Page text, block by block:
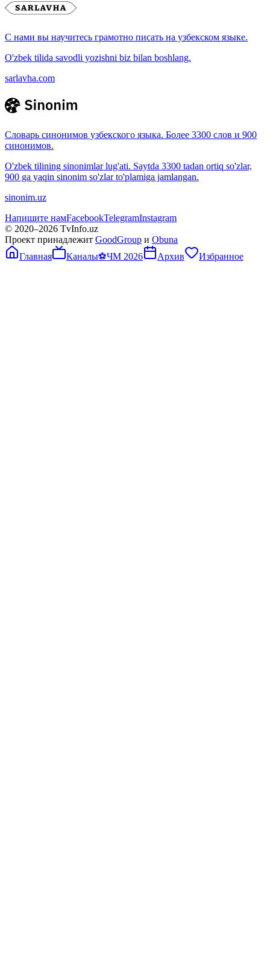
С нами вы научитесь грамотно писать на узбекском языке.
O'zbek tilida savodli yozishni biz bilan boshlang.
sarlavha.com
Словарь синонимов узбекского языка. Более 3300 слов и 900
синонимов.
O'zbek tilining sinonimlar lug'ati. Saytda 3300 tadan ortiq so'zlar,
900 ga yaqin sinonim so'zlar to'plamiga jamlangan.
sinonim.uz
Напишите намFacebookTelegramInstagram
© 2020–2026 TvInfo.uz
Проект принадлежит GoodGroup и Obuna
Главная
Каналы⚽ЧМ 2026 Архив Избранное